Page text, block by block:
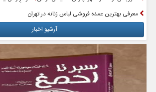
معرفی بهترین عمده فروشی لباس زنانه در تهران
آرشیو اخبار